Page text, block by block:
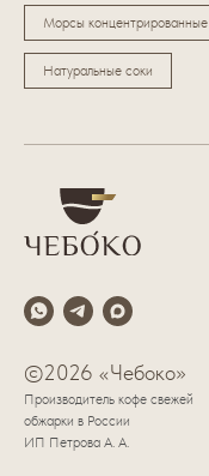
Морсы концентрированные
Натуральные соки
©2026 «Чебоко»
Производитель кофе свежей
обжарки в России
ИП Петрова А. А.